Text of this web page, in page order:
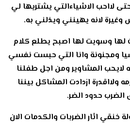
لااحب الاشياءالتي يشتريها لي
لانه يهينني ويذلني به.
لها وسويت لها اصبح يطلع كلام
ومجنونة وانا التي حبست نفسي
لايحب المشاوير ومن اجل طفلنا
ولااقدرة ازدادت المشاكل بيننا
حدود الضر.
خنقي اثار الضربات والكدمات الان